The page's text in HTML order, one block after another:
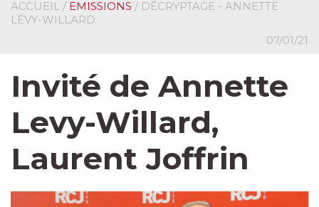
ACCUEIL / EMISSIONS / DÉCRYPTAGE - ANNETTE
LÉVY-WILLARD
07/01/21
Invité de Annette
Levy-Willard,
Laurent Joffrin